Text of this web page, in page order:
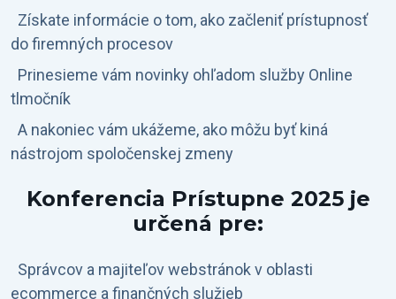
Získate informácie o tom, ako začleniť prístupnosť
do firemných procesov
Prinesieme vám novinky ohľadom služby Online
tlmočník
A nakoniec vám ukážeme, ako môžu byť kiná
nástrojom spoločenskej zmeny
Konferencia Prístupne 2025 je
určená pre:
Správcov a majiteľov webstránok v oblasti
ecommerce a finančných služieb